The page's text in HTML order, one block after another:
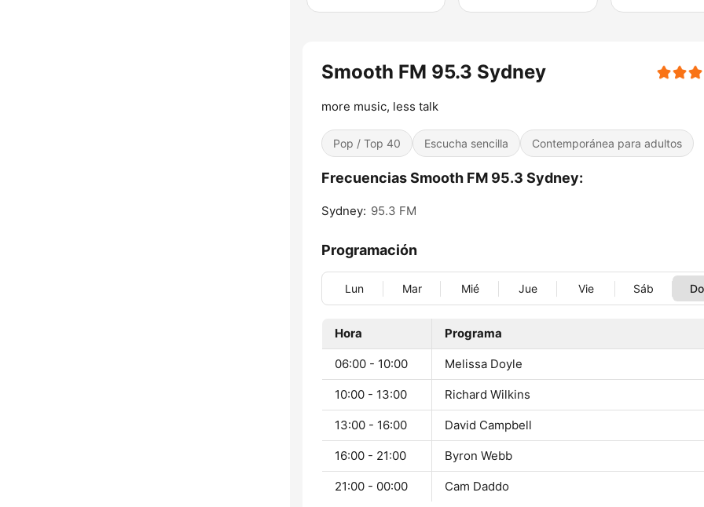
Smooth FM 95.3 Sydney
more music, less talk
Pop / Top 40 Escucha sencilla Contemporánea para adultos
Frecuencias Smooth FM 95.3 Sydney:
Sydney: 95.3 FM
Programación
Lun Mar Mié Jue Vie Sáb
Hora Programa
06:00 - 10:00 Melissa Doyle
10:00 - 13:00 Richard Wilkins
13:00 - 16:00 David Campbell
16:00 - 21:00 Byron Webb
21:00 - 00:00 Cam Daddo